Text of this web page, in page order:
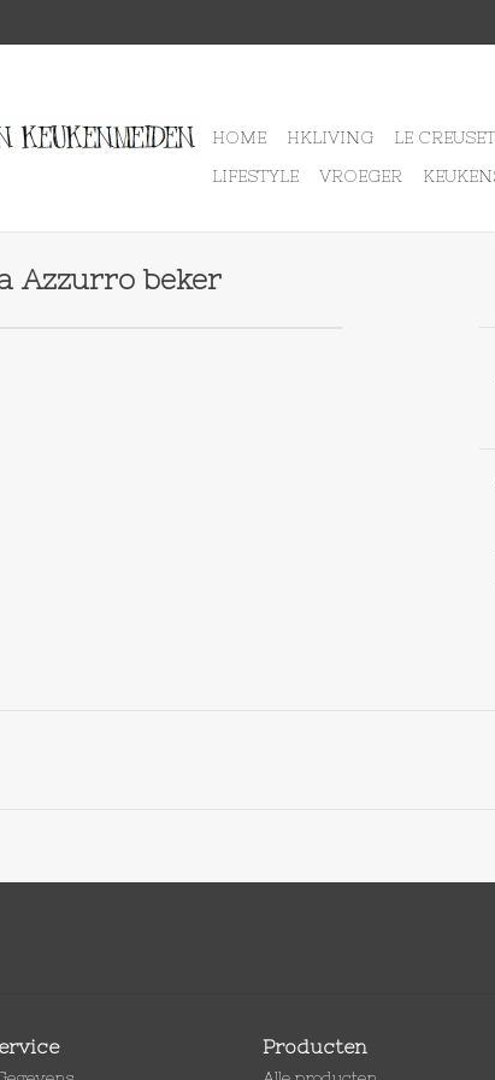
HOME HKLIVING LE CREUSET
LIFESTYLE
VROEGER
Azzurro beker
Producten